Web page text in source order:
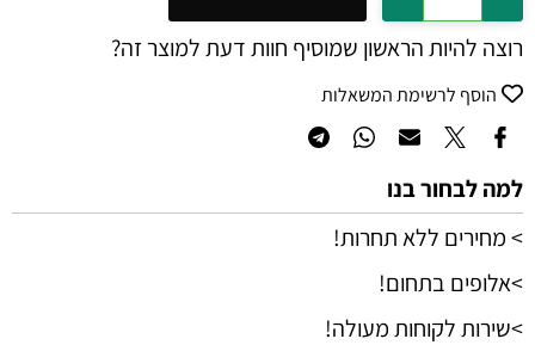
רוצה להיות הראשון שמוסיף חוות דעת למוצר זה?
הוסף לרשימת המשאלות
למה לבחור בנו
> מחירים ללא תחרות!
>אלופים בתחום!
>שירות לקוחות מעולה!